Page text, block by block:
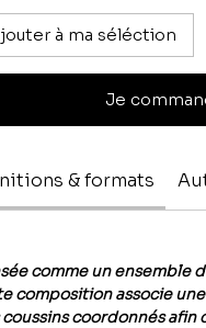
à ma séléction
Je
& formats
comme un ensemble
composition associe
coussins coordonnés afin